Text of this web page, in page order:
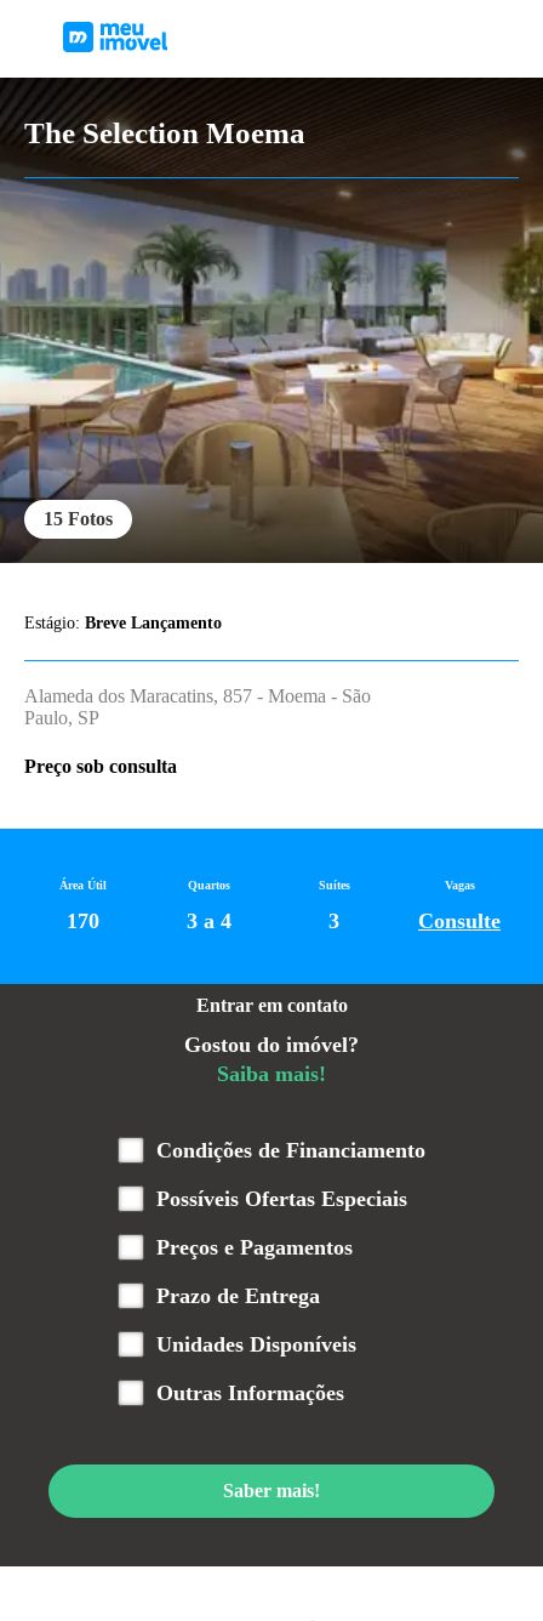
The Selection Moema
15 Fotos
Entrar em contato
Gostou do imóvel?
Saiba mais!
Condições de Financiamento
Possíveis Ofertas Especiais
Preços e Pagamentos
Prazo de Entrega
Unidades Disponíveis
Outras Informações
Saber mais!
Área Útil
170
Quartos
3 a 4
Suítes
3
Vagas
Consulte
Estágio: Breve Lançamento
Alameda dos Maracatins, 857 - Moema - São
Paulo, SP
Preço sob consulta